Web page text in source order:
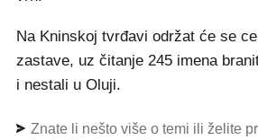
Na Kninskoj tvrđavi održat će se
zastave, uz čitanje 245 imena
i nestali u Oluji.
Znate li nešto više o temi ili želite